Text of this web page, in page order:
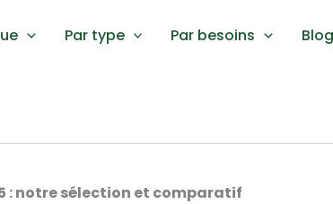
Par type Par besoins
: notre sélection et comparatif